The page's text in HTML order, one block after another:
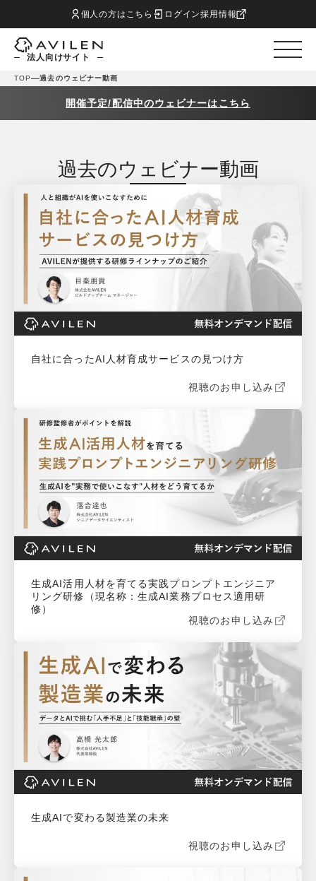
個人の方はこちら ログイン採用情報
法人向けサイト
TOP 過去のウェビナー動画
開催予定/配信中のウェビナーはこちら
過去のウェビナー動画
自社に合ったAI人材育成サービスの見つけ方
視聴のお申し込み
生成AI活用人材を育てる実践プロンプトエンジニア
リング研修（現名称：生成AI業務プロセス適用研
修）
視聴のお申し込み
生成AIで変わる製造業の未来
視聴のお申し込み